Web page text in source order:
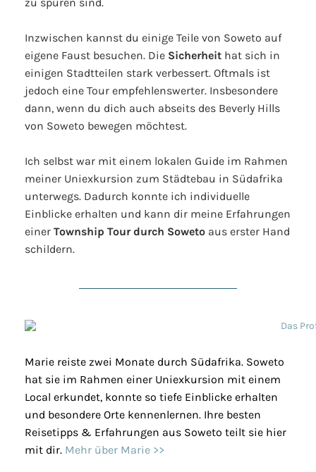
Inzwischen kannst du einige Teile von Soweto auf
eigene Faust besuchen. Die Sicherheit hat sich in
einigen Stadtteilen stark verbessert. Oftmals ist
jedoch eine Tour empfehlenswerter. Insbesondere
dann, wenn du dich auch abseits des Beverly Hills
von Soweto bewegen möchtest.
Ich selbst war mit einem lokalen Guide im Rahmen
meiner Uniexkursion zum Städtebau in Südafrika
unterwegs. Dadurch konnte ich individuelle
Einblicke erhalten und kann dir meine Erfahrungen
einer Township Tour durch Soweto aus erster Hand
schildern.
Marie reiste zwei Monate durch Südafrika. Soweto
hat sie im Rahmen einer Uniexkursion mit einem
Local erkundet, konnte so tiefe Einblicke erhalten
und besondere Orte kennenlernen. Ihre besten
Reisetipps & Erfahrungen aus Soweto teilt sie hier
mit dir. Mehr über Marie >>